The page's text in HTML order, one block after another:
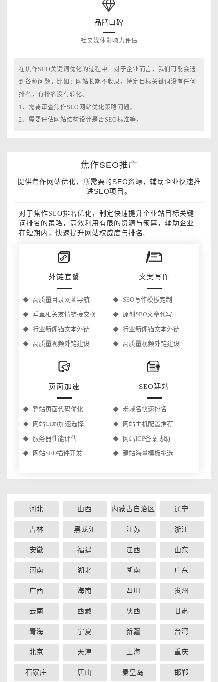
品牌口碑
社交媒体影响力评估
在焦作SEO关键词优化的过程中，对于企业而言，我们可能会遇
到各种问题，比如：网站长期不收录，特定目标关键词没有任何
排名，有排名没有转化。
1、需要审查焦作SEO网站优化策略问题。
2、需要评估网站结构设计是否SEO标准等。
焦作SEO推广
提供焦作网站优化，所需要的SEO资源，辅助企业快速推
进SEO项目。
对于焦作SEO排名优化，制定快速提升企业站目标关键
词排名的策略，高效利用有限的资源与预算，辅助企业
在短期内，快速提升网站权威度与排名。
外链套餐
高质量目录网址导航
垂直相关友情链接交换
行业新闻锚文本外链
高质量视频外链建设
文案写作
SEO写作模板定制
原创SEO文章代写
行业新闻锚文本外链
高质量视频外链建设
页面加速
整站页面代码优化
网站CDN加速选择
服务器性能评估
网站SEO插件开发
SEO建站
老域名快速排名
网站主机配置推荐
网站ICP备案协助
建站海量模板挑选
河北 山西 内蒙古自治区 辽宁
吉林 黑龙江 江苏 浙江
安徽 福建 江西 山东
河南 湖北 湖南 广东
广西 海南 四川 贵州
云南 西藏 陕西 甘肃
青海 宁夏 新疆 台湾
北京 天津 上海 重庆
石家庄 唐山 秦皇岛 邯郸